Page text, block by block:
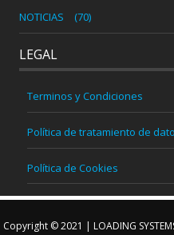
NOTICIAS (70)
LEGAL
Terminos y Condiciones
Política de tratamiento de
Política de Cookies
Copyright © 2021 | LOADING